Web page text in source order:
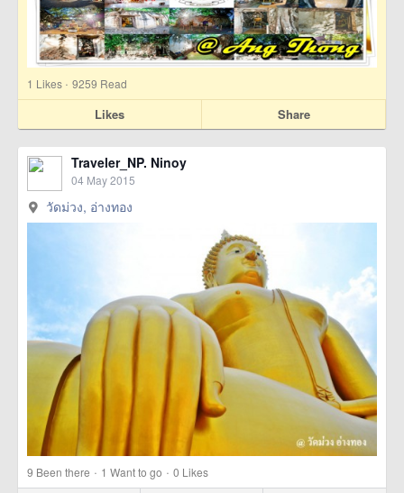
1 Likes · 9259 Read
Likes Share
Traveler_NP. Ninoy
04 May 2015
วัดม่วง, อ่างทอง
9 Been there · 1 Want to go · 0 Likes